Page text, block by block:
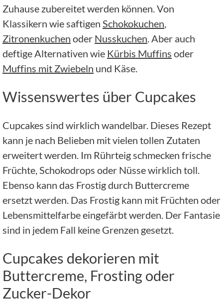
Zuhause zubereitet werden können. Von
Klassikern wie saftigen Schokokuchen,
Zitronenkuchen oder Nusskuchen. Aber auch
deftige Alternativen wie Kürbis Muffins oder
Muffins mit Zwiebeln und Käse.
Wissenswertes über Cupcakes
Cupcakes sind wirklich wandelbar. Dieses Rezept
kann je nach Belieben mit vielen tollen Zutaten
erweitert werden. Im Rührteig schmecken frische
Früchte, Schokodrops oder Nüsse wirklich toll.
Ebenso kann das Frostig durch Buttercreme
ersetzt werden. Das Frostig kann mit Früchten oder
Lebensmittelfarbe eingefärbt werden. Der Fantasie
sind in jedem Fall keine Grenzen gesetzt.
Cupcakes dekorieren mit
Buttercreme, Frosting oder
Zucker-Dekor